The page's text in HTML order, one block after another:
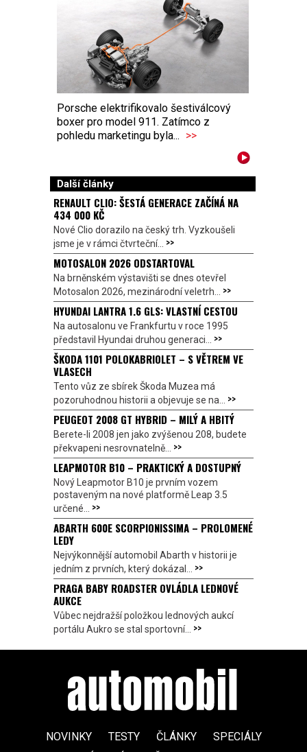
Porsche elektrifikovalo šestiválcový
boxer pro model 911. Zatímco z
pohledu marketingu byla... >>
Další články
RENAULT CLIO: ŠESTÁ GENERACE ZAČÍNÁ NA
434 000 KČ
Nové Clio dorazilo na český trh. Vyzkoušeli
jsme je v rámci čtvrteční... >>
MOTOSALON 2026 ODSTARTOVAL
Na brněnském výstavišti se dnes otevřel
Motosalon 2026, mezinárodní veletrh... >>
HYUNDAI LANTRA 1.6 GLS: VLASTNÍ CESTOU
Na autosalonu ve Frankfurtu v roce 1995
představil Hyundai druhou generaci... >>
ŠKODA 1101 POLOKABRIOLET – S VĚTREM VE
VLASECH
Tento vůz ze sbírek Škoda Muzea má
pozoruhodnou historii a objevuje se na... >>
PEUGEOT 2008 GT HYBRID – MILÝ A HBITÝ
Berete-li 2008 jen jako zvýšenou 208, budete
překvapeni nesrovnatelně... >>
LEAPMOTOR B10 – PRAKTICKÝ A DOSTUPNÝ
Nový Leapmotor B10 je prvním vozem
postaveným na nové platformě Leap 3.5
určené... >>
ABARTH 600E SCORPIONISSIMA – PROLOMENÉ
LEDY
Nejvýkonnější automobil Abarth v historii je
jedním z prvních, který dokázal... >>
PRAGA BABY ROADSTER OVLÁDLA LEDNOVÉ
AUKCE
Vůbec nejdražší položkou lednových aukcí
portálu Aukro se stal sportovní... >>
NOVINKY TESTY ČLÁNKY
SPECIÁLY